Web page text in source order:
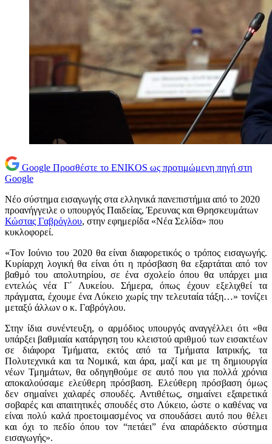
Google Προσθέστε το ENIKOS ως προτιμώμενη πηγή στη
Google
Νέο σύστημα εισαγωγής στα ελληνικά πανεπιστήμια από το 2020
προανήγγειλε ο υπουργός Παιδείας, Έρευνας και Θρησκευμάτων
Κώστας Γαβρόγλου, στην εφημερίδα «Νέα Σελίδα» που
κυκλοφορεί.
«Τον Ιούνιο του 2020 θα είναι διαφορετικός ο τρόπος εισαγωγής.
Κυρίαρχη λογική θα είναι ότι η πρόσβαση θα εξαρτάται από τον
βαθμό του απολυτηρίου, σε ένα σχολείο όπου θα υπάρχει μια
εντελώς νέα Γ΄ Λυκείου. Σήμερα, όπως έχουν εξελιχθεί τα
πράγματα, έχουμε ένα Λύκειο χωρίς την τελευταία τάξη…» τονίζει
μεταξύ άλλων ο κ. Γαβρόγλου.
Στην ίδια συνέντευξη, ο αρμόδιος υπουργός αναγγέλλει ότι «θα
υπάρξει βαθμιαία κατάργηση του κλειστού αριθμού των εισακτέων
σε διάφορα Τμήματα, εκτός από τα Τμήματα Ιατρικής, τα
Πολυτεχνικά και τα Νομικά, και άρα, μαζί και με τη δημιουργία
νέων Τμημάτων, θα οδηγηθούμε σε αυτό που για πολλά χρόνια
αποκαλούσαμε ελεύθερη πρόσβαση. Ελεύθερη πρόσβαση όμως
δεν σημαίνει χαλαρές σπουδές. Αντιθέτως, σημαίνει εξαιρετικά
σοβαρές και απαιτητικές σπουδές στο Λύκειο, ώστε ο καθένας να
είναι πολύ καλά προετοιμασμένος να σπουδάσει αυτό που θέλει
και όχι το πεδίο όπου τον “πετάει” ένα απαράδεκτο σύστημα
εισαγωγής».